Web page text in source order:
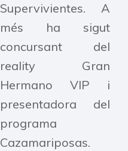
Supervivientes. A
més ha sigut
concursant del
reality Gran
Hermano VIP i
presentadora del
programa
Cazamariposas.